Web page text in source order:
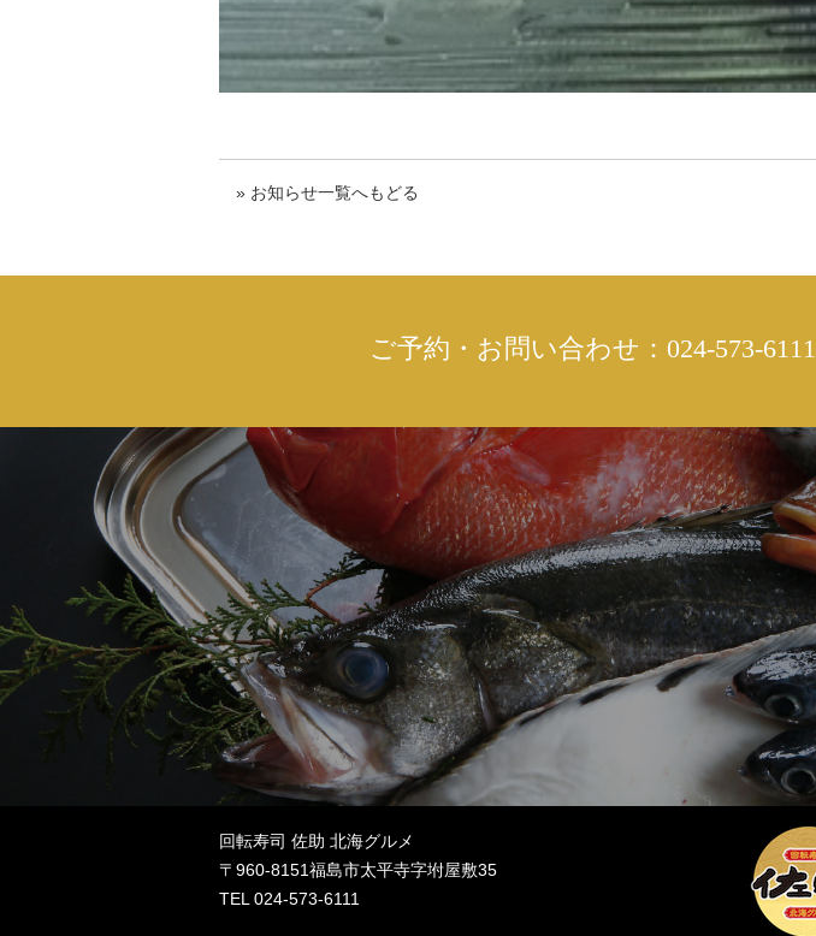
» お知らせ一覧へもどる
ご予約・お問い合わせ： 024-573-6111
回転寿司 佐助 北海グルメ
〒960-8151福島市太平寺字坿屋敷35
TEL024-573-6111